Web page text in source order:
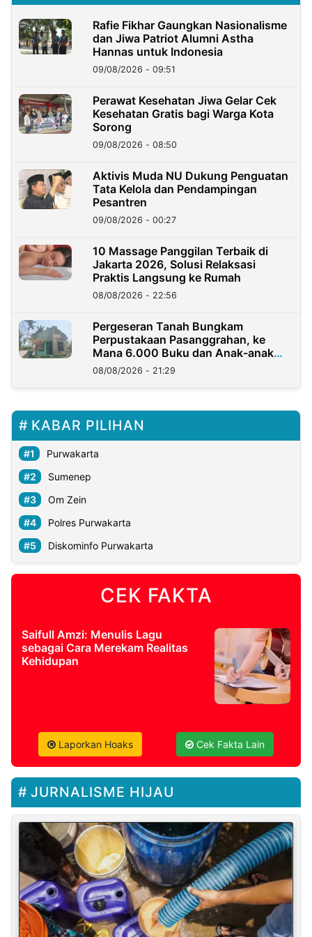
Rafie Fikhar Gaungkan Nasionalisme
dan Jiwa Patriot Alumni Astha
Hannas untuk Indonesia
09/08/2026 - 09:51
Perawat Kesehatan Jiwa Gelar Cek
Kesehatan Gratis bagi Warga Kota
Sorong
09/08/2026 - 08:50
Aktivis Muda NU Dukung Penguatan
Tata Kelola dan Pendampingan
Pesantren
09/08/2026 - 00:27
10 Massage Panggilan Terbaik di
Jakarta 2026, Solusi Relaksasi
Praktis Langsung ke Rumah
08/08/2026 - 22:56
Pergeseran Tanah Bungkam
Perpustakaan Pasanggrahan, ke
Mana 6.000 Buku dan Anak-anak
Kini?
08/08/2026 - 21:29
KABAR PILIHAN
Purwakarta
Sumenep
Om Zein
Polres Purwakarta
Diskominfo Purwakarta
CEK FAKTA
Saifull Amzi: Menulis Lagu
sebagai Cara Merekam Realitas
Kehidupan
Laporkan Hoaks Cek Fakta Lain
JURNALISME HIJAU